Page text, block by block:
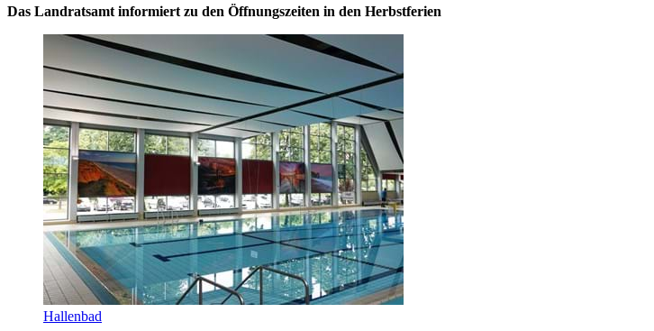
Das Landratsamt informiert zu den Öffnungszeiten in den Herbstferien
Hallenbad